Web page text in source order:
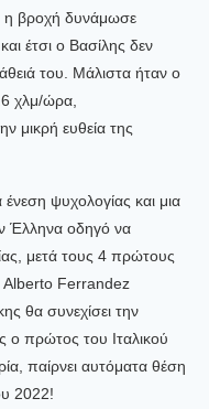
η βροχή δυνάμωσε
έτσι ο Βασίλης δεν
του. Μάλιστα ήταν ο
χλμ/ώρα,
μικρή ευθεία της
ψυχολογίας και μια
Έλληνα οδηγό να
μετά τους 4 πρώτους
Alberto Ferrandez
θα συνεχίσει την
ο πρώτος του Ιταλικού
παίρνει αυτόματα θέση
2022!